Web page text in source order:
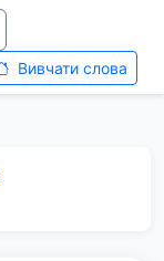
Вивчати слова